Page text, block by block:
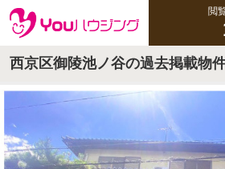
閲
西京区御陵池ノ谷の過去掲載物